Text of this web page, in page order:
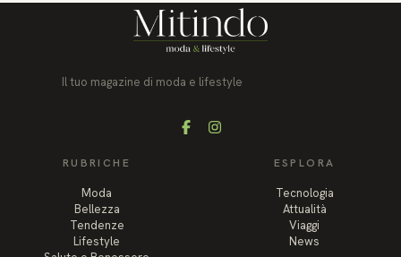
Il tuo magazine di moda e lifestyle
FacebookInstagram
RUBRICHE
Moda
Bellezza
Tendenze
Lifestyle
ESPLORA
Tecnologia
Attualità
Viaggi
News